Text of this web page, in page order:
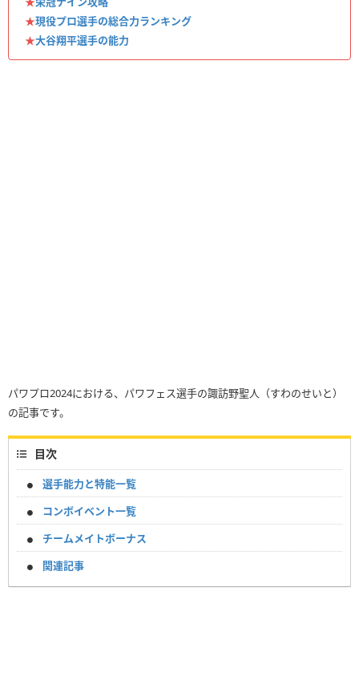
★現役プロ選手の総合力ランキング
★大谷翔平選手の能力
パワプロ2024における、パワフェス選手の諏訪野聖人（すわのせいと）
の記事です。
目次
選手能力と特能一覧
コンボイベント一覧
チームメイトボーナス
関連記事